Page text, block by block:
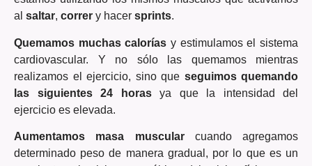
al saltar, correr y hacer sprints.
Quemamos muchas calorías y estimulamos el sistema
cardiovascular. Y no sólo las quemamos mientras
realizamos el ejercicio, sino que seguimos quemando
las siguientes 24 horasya que la intensidad del
ejercicio es elevada.
Aumentamos masa muscularcuando agregamos
determinado peso de manera gradual, por lo que es un